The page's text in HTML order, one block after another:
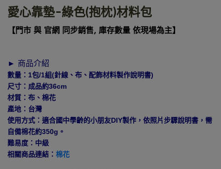
愛心靠墊-綠色(抱枕)材料包
【門市 與 官網 同步銷售, 庫存數量 依現場為主】
► 商品介紹
數量：1包/1組(針線、布、配飾材料製作說明書)
尺寸：成品約36cm
材質：布、棉花
產地：台灣
使用方式：適合國中學齡的小朋友DIY製作，依照片步驟說明書，需
自備棉花約350g。
難易度：中級
相關商品連結： 棉花